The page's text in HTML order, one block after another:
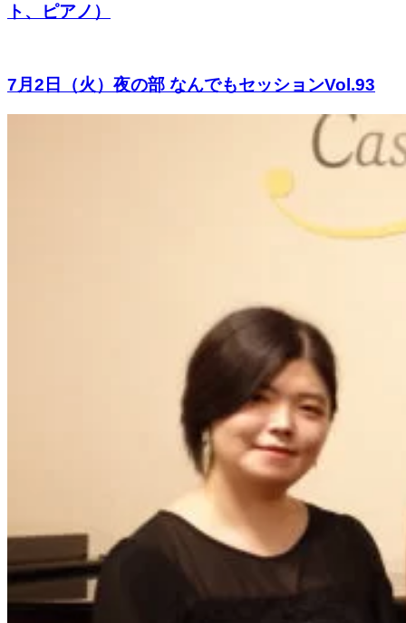
ト、ピアノ）
7月2日（火）夜の部 なんでもセッションVol.93